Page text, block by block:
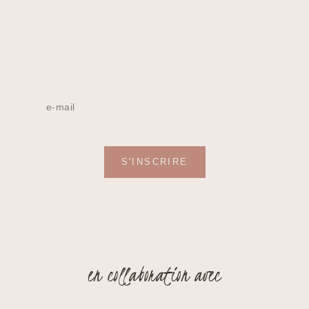
S'INSCRIRE
en collaboration avec